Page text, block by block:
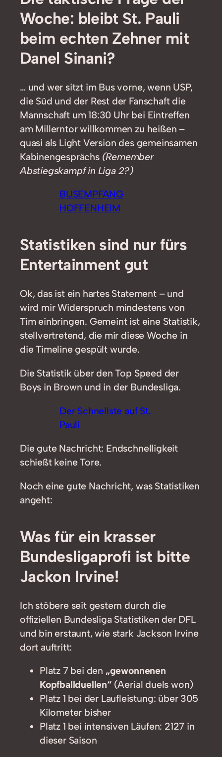
Woche: bleibt St. Pauli
beim echten Zehner mit
Danel Sinani?
… und wer sitzt im Bus vorne, wenn USP,
die Süd und der Rest der Fanschaft die
Mannschaft um 18:30 Uhr bei Eintreffen
am Millerntor willkommen zu heißen –
quasi als Light Version des gemeinsamen
Kabinengesprächs (Remember
Abstiegskampf in Liga 2?)
BUSEMPFANG
HOFFENHEIM
Statistiken sind nur fürs
Entertainment gut
Ok, das ist ein hartes Statement – und
wird mir Widerspruch mindestens von
Tim einbringen. Gemeint ist eine Statistik,
stellvertretend, die mir diese Woche in
die Timeline gespült wurde.
Die Statistik über den Top Speed der
Boys in Brown und in der Bundesliga.
Der Schnellste auf St.
Pauli
Die gute Nachricht: Endschnelligkeit
schießt keine Tore.
Noch eine gute Nachricht, was Statistiken
angeht:
Was für ein krasser
Bundesligaprofi ist bitte
Jackon Irvine!
Ich stöbere seit gestern durch die
offiziellen Bundesliga Statistiken der DFL
und bin erstaunt, wie stark Jackson Irvine
dort auftritt:
Platz 7 bei den „gewonnenen
Kopfballduellen“(Aerial duels won)
Platz 1 bei der Laufleistung: über 305
Kilometer bisher
Platz 1 bei intensiven Läufen: 2127 in
dieser Saison